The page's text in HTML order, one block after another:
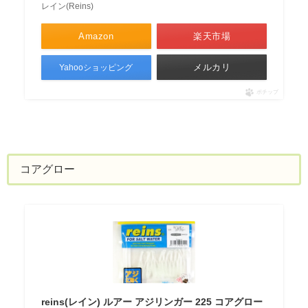
レイン(Reins)
Amazon 楽天市場
Yahooショッピング メルカリ
ポチップ
コアグロー
reins(レイン) ルアー アジリンガー 225 コアグロー